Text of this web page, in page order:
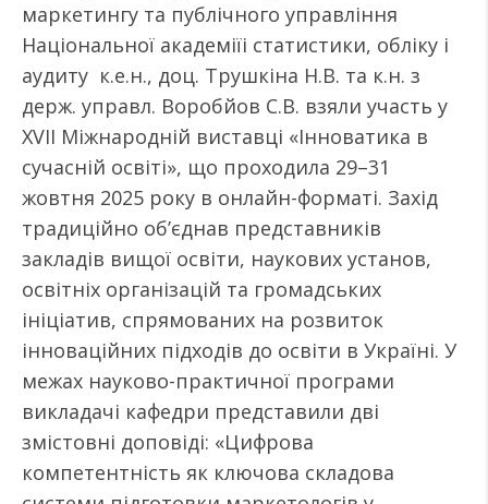
маркетингу та публічного управління
Національної академіїі статистики, обліку і
аудиту к.е.н., доц. Трушкіна Н.В. та к.н. з
держ. управл. Воробйов С.В. взяли участь у
XVII Міжнародній виставці «Інноватика в
сучасній освіті», що проходила 29–31
жовтня 2025 року в онлайн-форматі. Захід
традиційно об’єднав представників
закладів вищої освіти, наукових установ,
освітніх організацій та громадських
ініціатив, спрямованих на розвиток
інноваційних підходів до освіти в Україні. У
межах науково-практичної програми
викладачі кафедри представили дві
змістовні доповіді: «Цифрова
компетентність як ключова складова